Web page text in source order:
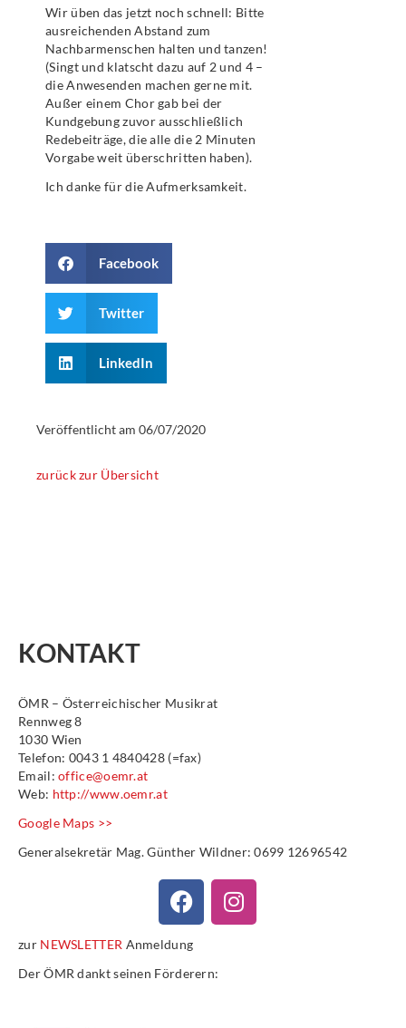
Wir üben das jetzt noch schnell: Bitte
ausreichenden Abstand zum
Nachbarmenschen halten und tanzen!
(Singt und klatscht dazu auf 2 und 4 –
die Anwesenden machen gerne mit.
Außer einem Chor gab bei der
Kundgebung zuvor ausschließlich
Redebeiträge, die alle die 2 Minuten
Vorgabe weit überschritten haben).
Ich danke für die Aufmerksamkeit.
Facebook
Twitter
LinkedIn
Veröffentlicht am 06/07/2020
zurück zur Übersicht
KONTAKT
ÖMR – Österreichischer Musikrat
Rennweg 8
1030 Wien
Telefon: 0043 1 4840428 (=fax)
Email:office@oemr.at
Web: http://www.oemr.at
Google Maps >>
Generalsekretär Mag. Günther Wildner: 0699 12696542
zur NEWSLETTER Anmeldung
Der ÖMR dankt seinen Förderern: